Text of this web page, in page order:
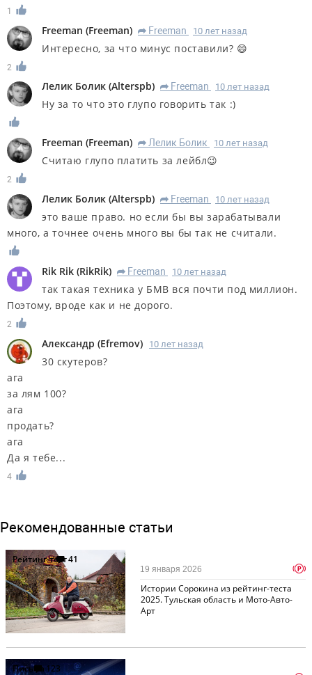
1
Freeman (Freeman) R Freeman 10 лет назад
Интересно, за что минус поставили? 😄
2
Лелик Болик (Alterspb) R Freeman 10 лет назад
Ну за то что это глупо говорить так :)
Freeman (Freeman) R Лелик Болик 10 лет назад
Считаю глупо платить за лейбл😉
2
Лелик Болик (Alterspb) R Freeman 10 лет назад
это ваше право. но если бы вы зарабатывали
много, а точнее очень много вы бы так не считали.
Rik Rik (RikRik) R Freeman 10 лет назад
так такая техника у БМВ вся почти под миллион.
Поэтому, вроде как и не дорого.
2
Александр (Efremov) 10 лет назад
30 скутеров?
ага
за лям 100?
ага
продать?
ага
Да я тебе...
4
Рекомендованные статьи
Рейтинг-тест41
Истории Сорокина из рейтинг-теста
2025. Тульская область и Мото-Авто-
Арт
19 января 2026 p
Письма123